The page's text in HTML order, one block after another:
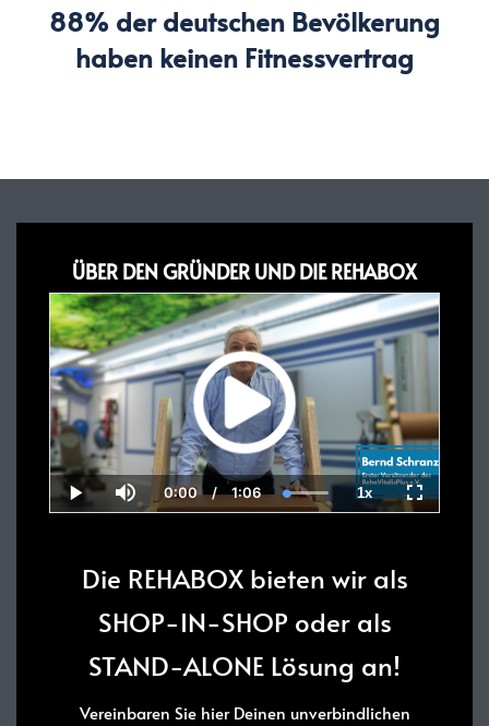
88% der deutschen Bevölkerung
haben keinen Fitnessvertrag
ÜBER DEN GRÜNDER UND DIE REHABOX
Play Mute
Current
Time
0:00 / Duration
1:06 Loaded:
100.00%
1xPlayback
Rate
Fullscreen
Die REHABOX bieten wir als
SHOP-IN-SHOP oder als
STAND-ALONE Lösung an!
Vereinbaren Sie hier Deinen unverbindlichen